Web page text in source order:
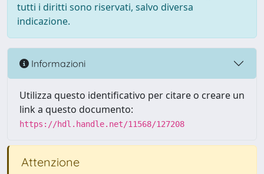
tutti i diritti sono riservati, salvo diversa
indicazione.
Informazioni
Utilizza questo identificativo per citare o creare un
link a questo documento:
https://hdl.handle.net/11568/127208
Attenzione